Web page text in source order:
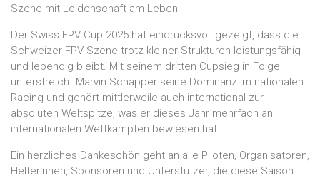
Szene mit Leidenschaft am Leben.
Der Swiss FPV Cup 2025 hat eindrucksvoll gezeigt, dass die
Schweizer FPV-Szene trotz kleiner Strukturen leistungsfähig
und lebendig bleibt. Mit seinem dritten Cupsieg in Folge
unterstreicht Marvin Schäpper seine Dominanz im nationalen
Racing und gehört mittlerweile auch international zur
absoluten Weltspitze, was er dieses Jahr mehrfach an
internationalen Wettkämpfen bewiesen hat.
Ein herzliches Dankeschön geht an alle Piloten, Organisatoren,
Helferinnen, Sponsoren und Unterstützer, die diese Saison